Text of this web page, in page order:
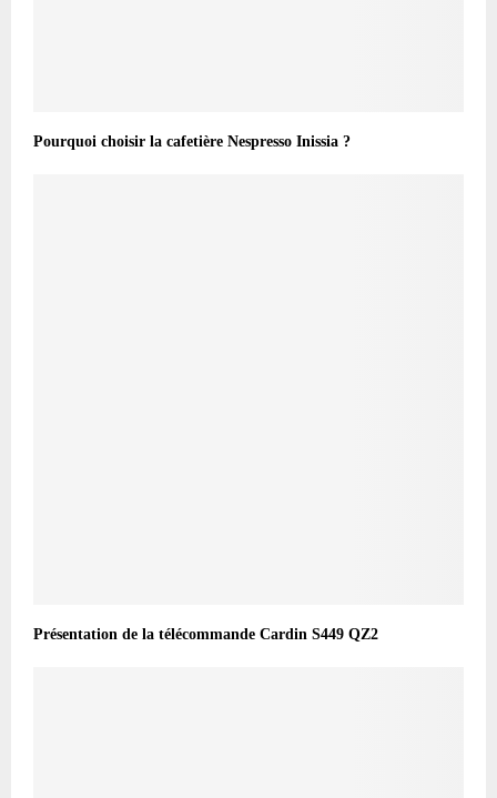
Pourquoi choisir la cafetière Nespresso Inissia ?
Présentation de la télécommande Cardin S449 QZ2